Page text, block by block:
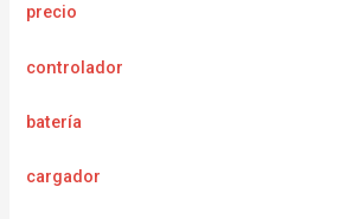
precio
controlador
batería
cargador